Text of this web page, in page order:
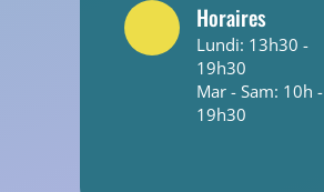
Horaires
Lundi: 13h30 -
19h30
Mar - Sam: 10h -
19h30